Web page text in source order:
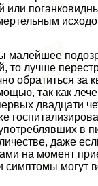
или
малейшее
то лучше
обратиться за
так как
двадцати
в
даже
на момент
могут